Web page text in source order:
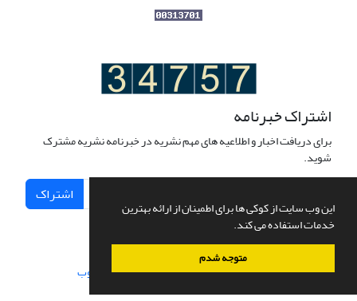
این وب سایت از کوکی ها برای اطمینان از ارائه بهترین
خدمات استفاده می کند.
متوجه شدم
اشتراک خبرنامه
برای دریافت اخبار و اطلاعیه های مهم نشریه در خبرنامه نشریه مشترک
شوید.
اشتراک
سامانه مدیریت نشریات علمی.طراحی و پیاده سازی از سیناوب